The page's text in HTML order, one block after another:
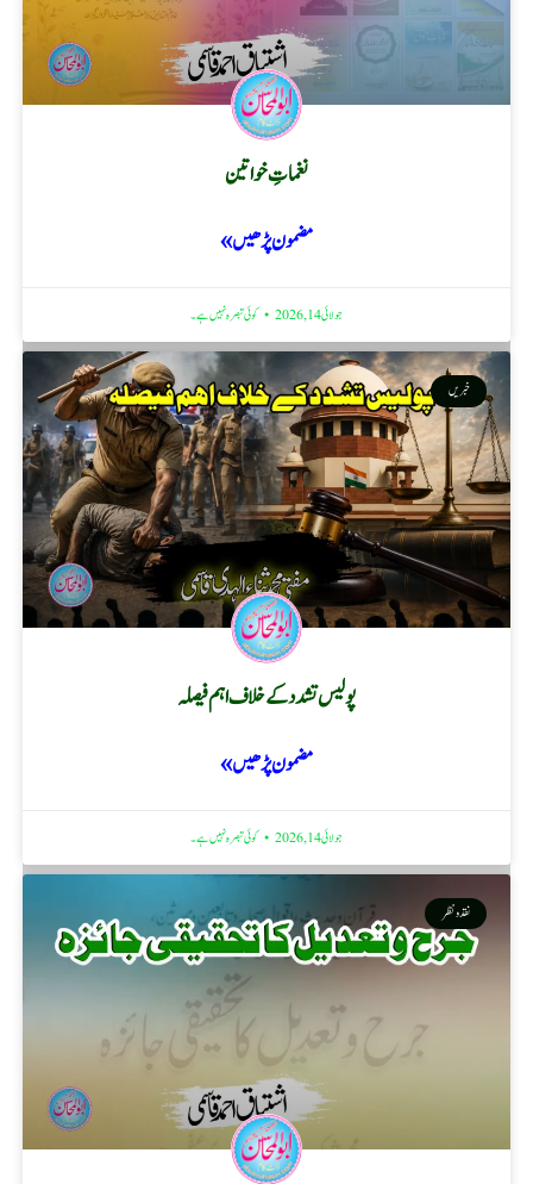
نغماتِ خواتین
مضمون پڑھیں »
جولائی 14, 2026 کوئی تبصرہ نہیں ہے۔
خبریں
پولیس تشدد کے خلاف اہم فیصلہ
مضمون پڑھیں »
جولائی 14, 2026 کوئی تبصرہ نہیں ہے۔
نقد ونظر